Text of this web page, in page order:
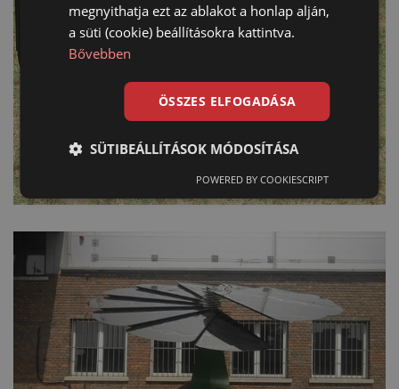
megnyithatja ezt az ablakot a honlap alján,
a süti (cookie) beállításokra kattintva.
Bővebben
ÖSSZES ELFOGADÁSA
SÜTIBEÁLLÍTÁSOK MÓDOSÍTÁSA
POWERED BY COOKIESCRIPT